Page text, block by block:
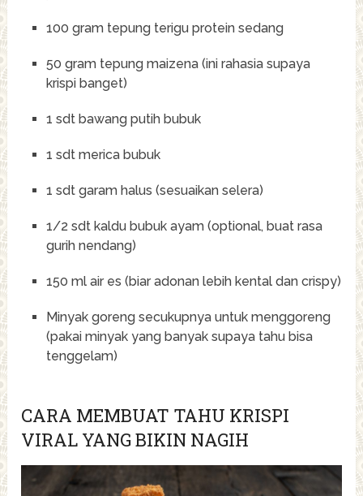
100 gram tepung terigu protein sedang
50 gram tepung maizena (ini rahasia supaya
krispi banget)
1 sdt bawang putih bubuk
1 sdt merica bubuk
1 sdt garam halus (sesuaikan selera)
1/2 sdt kaldu bubuk ayam (optional, buat rasa
gurih nendang)
150 ml air es (biar adonan lebih kental dan crispy)
Minyak goreng secukupnya untuk menggoreng
(pakai minyak yang banyak supaya tahu bisa
tenggelam)
CARA MEMBUAT TAHU KRISPI
VIRAL YANG BIKIN NAGIH